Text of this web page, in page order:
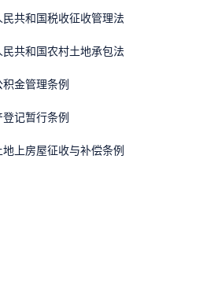
民共和国税收征收管理法
民共和国农村土地承包法
积金管理条例
登记暂行条例
地上房屋征收与补偿条例